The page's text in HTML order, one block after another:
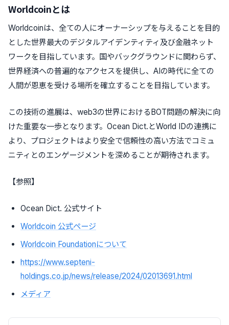
Worldcoinとは
Worldcoinは、全ての人にオーナーシップを与えることを目的
とした世界最大のデジタルアイデンティティ及び金融ネット
ワークを目指しています。国やバックグラウンドに関わらず、
世界経済への普遍的なアクセスを提供し、AIの時代に全ての
人間が恩恵を受ける場所を確立することを目指しています。
この技術の進展は、web3の世界におけるBOT問題の解決に向
けた重要な一歩となります。Ocean Dict.とWorld IDの連携に
より、プロジェクトはより安全で信頼性の高い方法でコミュ
ニティとのエンゲージメントを深めることが期待されます。
【参照】
Ocean Dict. 公式サイト
Worldcoin 公式ページ
Worldcoin Foundationについて
https://www.septeni-
holdings.co.jp/news/release/2024/02013691.html
メディア